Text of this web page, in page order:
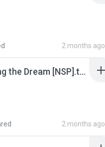
2 months ago
Tomodachi Life Living the Dream [NSP].torrent
2 months ago